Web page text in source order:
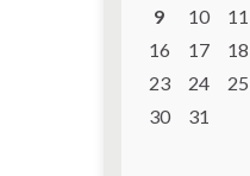
9
10 11
16
17 18
23
24 25
30
31